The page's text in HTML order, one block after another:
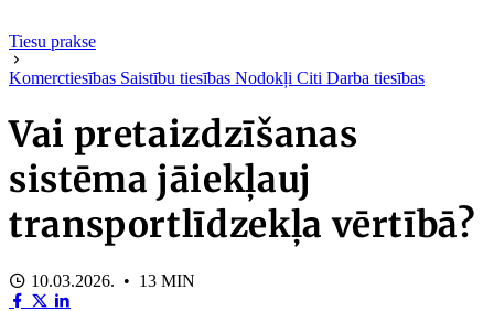
Tiesu prakse
Komerctiesības Saistību tiesības Nodokļi Citi Darba tiesības
Vai pretaizdzīšanas
sistēma jāiekļauj
transportlīdzekļa vērtībā?
10.03.2026. • 13 MIN